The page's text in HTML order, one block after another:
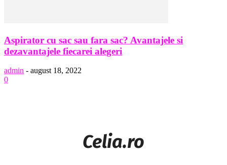
Aspirator cu sac sau fara sac? Avantajele si
dezavantajele fiecarei alegeri
admin - august 18, 2022
0
Celia.ro